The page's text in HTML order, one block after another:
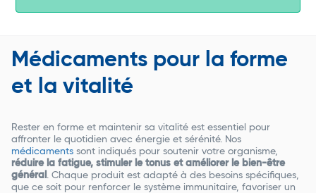
Médicaments pour la forme
et la vitalité
Rester en forme et maintenir sa vitalité est essentiel pour
affronter le quotidien avec énergie et sérénité. Nos
médicaments sont indiqués pour soutenir votre organisme,
réduire la fatigue, stimuler le tonus et améliorer le bien-être
général
. Chaque produit est adapté à des besoins spécifiques,
que ce soit pour renforcer le système immunitaire, favoriser un